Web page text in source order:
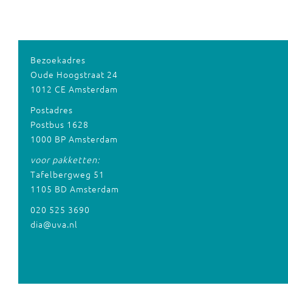
Bezoekadres
Oude Hoogstraat 24
1012 CE Amsterdam
Postadres
Postbus 1628
1000 BP Amsterdam
voor pakketten:
Tafelbergweg 51
1105 BD Amsterdam
020 525 3690
dia@uva.nl